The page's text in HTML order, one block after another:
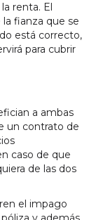
renta. El
fianza que se
está correcto,
para cubrir
a ambas
un contrato de
caso de que
de las dos
el impago